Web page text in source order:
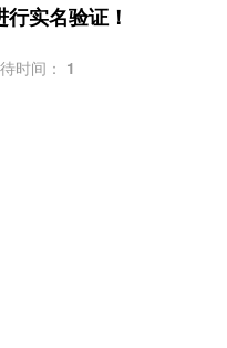
实名验证！
时间： 1